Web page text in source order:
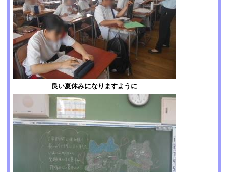
良い夏休みになりますように